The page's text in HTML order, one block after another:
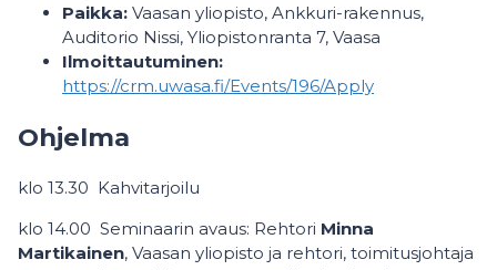
Paikka: Vaasan yliopisto, Ankkuri-rakennus,
Auditorio Nissi, Yliopistonranta 7, Vaasa
Ilmoittautuminen:
https://crm.uwasa.fi/Events/196/Apply
Ohjelma
klo 13.30 Kahvitarjoilu
klo 14.00 Seminaarin avaus: Rehtori Minna
Martikainen, Vaasan yliopisto ja rehtori, toimitusjohtaja